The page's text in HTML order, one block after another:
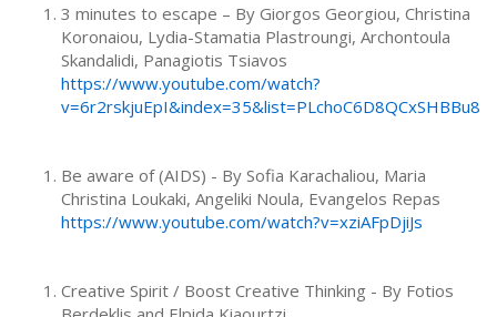
3 minutes to escape – By Giorgos Georgiou, Christina
Koronaiou, Lydia-Stamatia Plastroungi, Archontoula
Skandalidi, Panagiotis Tsiavos
https://www.youtube.com/watch?
Be aware of (AIDS) - By Sofia Karachaliou, Maria
Christina Loukaki, Angeliki Noula, Evangelos Repas
https://www.youtube.com/watch?v=xziAFpDjiJs
Creative Spirit / Boost Creative Thinking - By Fotios